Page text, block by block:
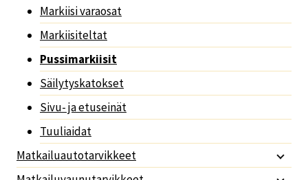
Markiisi varaosat
Markiisiteltat
Pussimarkiisit
Säilytyskatokset
Sivu- ja etuseinät
Tuuliaidat
Matkailuautotarvikkeet